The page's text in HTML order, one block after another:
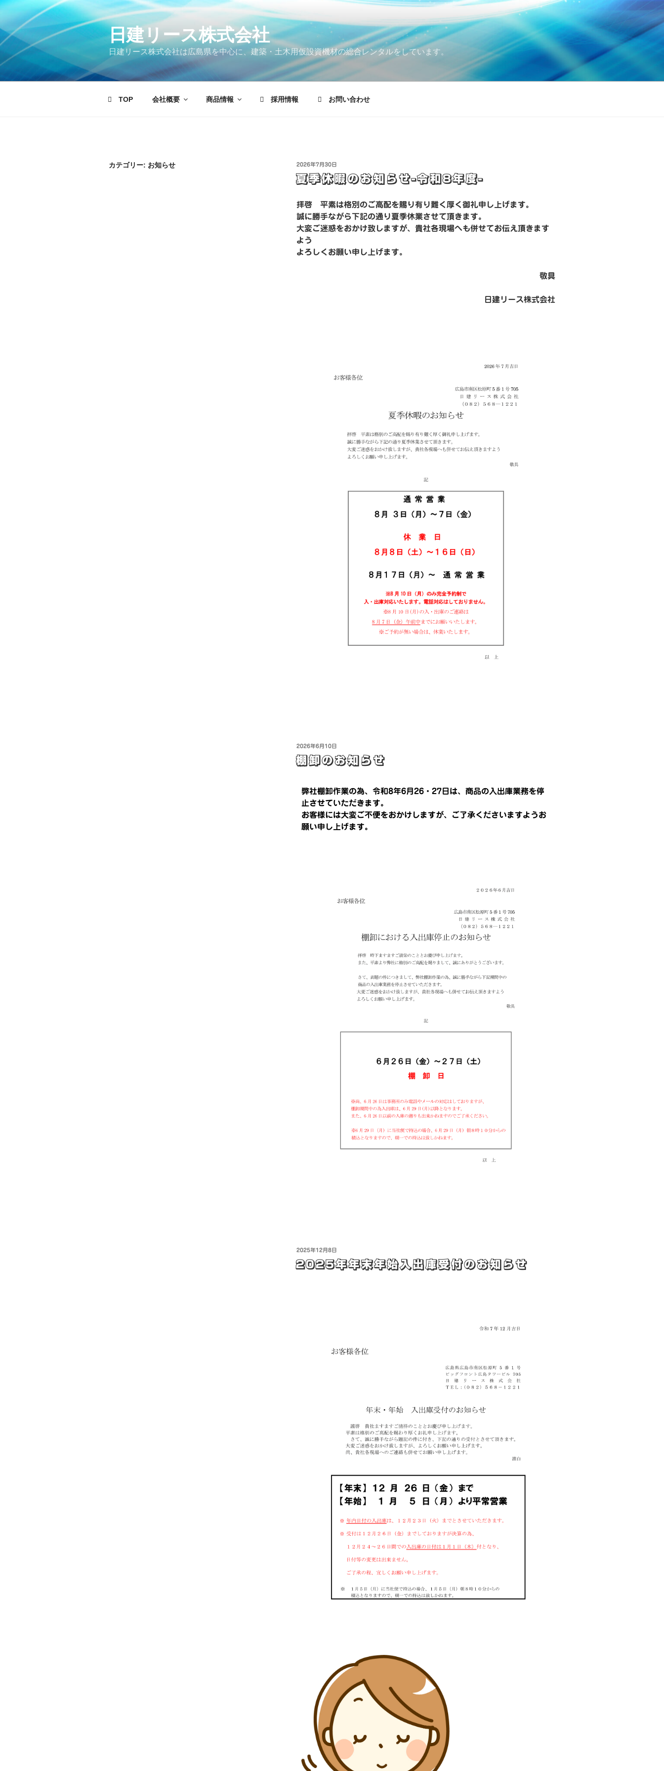
日建リース株式会社
日建リース株式会社は広島県を中心に、建築・土木用仮設資機材の総合レンタルをしています。
TOP 会社概要 商品情報 採用情報 お問い合わせ
カテゴリー: お知らせ 2026年7月30日
夏季休暇のお知らせ-令和8年度-
拝啓 平素は格別のご高配を賜り有り難く厚く御礼申し上げます。
誠に勝手ながら下記の通り夏季休業させて頂きます。
大変ご迷惑をおかけ致しますが、貴社各現場へも併せてお伝え頂きます
よう
よろしくお願い申し上げます。
敬具
日建リース株式会社
2026年6月10日
棚卸のお知らせ
弊社棚卸作業の為、 令和8年6月26・27日は、商品の入出庫業務を停
止させていただきます。
お客様には大変ご不便をおかけしますが、ご了承くださいますようお
願い申し上げます。
2025年12月8日
2025年年末年始入出庫受付のお知らせ